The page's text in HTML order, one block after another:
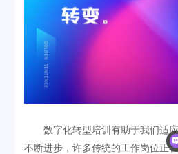
数字化转型培训有助于我们适
不断进步，许多传统的工作岗位正